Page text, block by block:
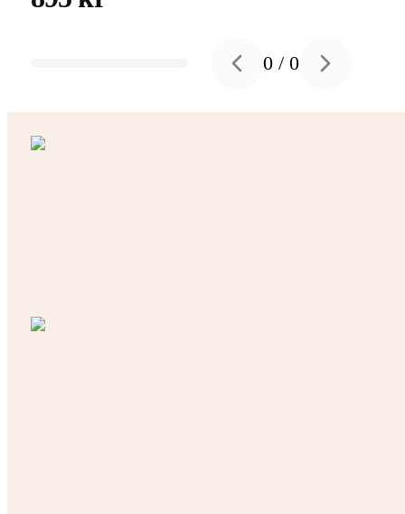
Previous slide
0 /0 Next slide